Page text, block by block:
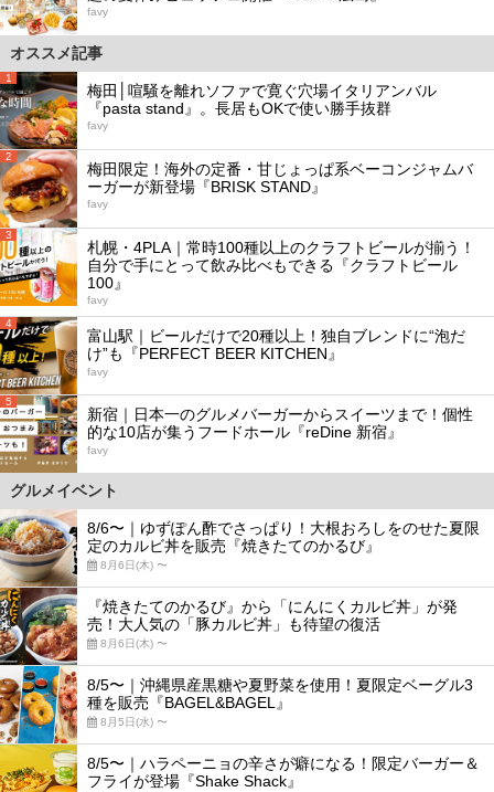
favy
オススメ記事
1
梅田│喧騒を離れソファで寛ぐ穴場イタリアンバル
『pasta stand』。長居もOKで使い勝手抜群
favy
2
梅田限定！海外の定番・甘じょっぱ系ベーコンジャムバ
ーガーが新登場『BRISK STAND』
favy
3
札幌・4PLA｜常時100種以上のクラフトビールが揃う！
自分で手にとって飲み比べもできる『クラフトビール
100』
favy
4
富山駅｜ビールだけで20種以上！独自ブレンドに“泡だ
け”も『PERFECT BEER KITCHEN』
favy
5
新宿｜日本一のグルメバーガーからスイーツまで！個性
的な10店が集うフードホール『reDine 新宿』
favy
グルメイベント
8/6〜｜ゆずぽん酢でさっぱり！大根おろしをのせた夏限
定のカルビ丼を販売『焼きたてのかるび』
8月6日(木) 〜
『焼きたてのかるび』から「にんにくカルビ丼」が発
売！大人気の「豚カルビ丼」も待望の復活
8月6日(木) 〜
8/5〜｜沖縄県産黒糖や夏野菜を使用！夏限定ベーグル3
種を販売『BAGEL&BAGEL』
8月5日(水) 〜
8/5〜｜ハラペーニョの辛さが癖になる！限定バーガー＆
フライが登場『Shake Shack』